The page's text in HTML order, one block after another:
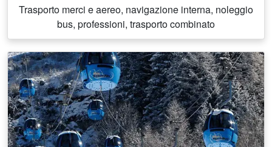
Trasporto merci e aereo, navigazione interna, noleggio
bus, professioni, trasporto combinato